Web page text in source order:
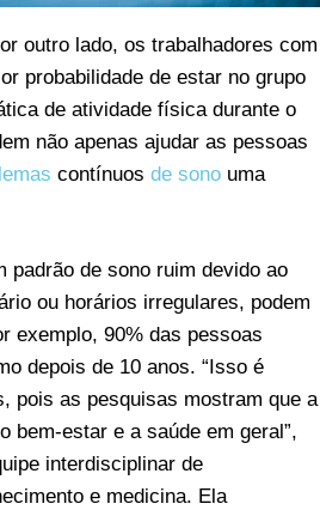
outro lado, os trabalhadores com
probabilidade de estar no grupo
de atividade física durante o
não apenas ajudar as pessoas
contínuos de sono uma
padrão de sono ruim devido ao
ou horários irregulares, podem
exemplo, 90% das pessoas
depois de 10 anos. “Isso é
pois as pesquisas mostram que a
bem-estar e a saúde em geral”,
interdisciplinar de
e medicina. Ela